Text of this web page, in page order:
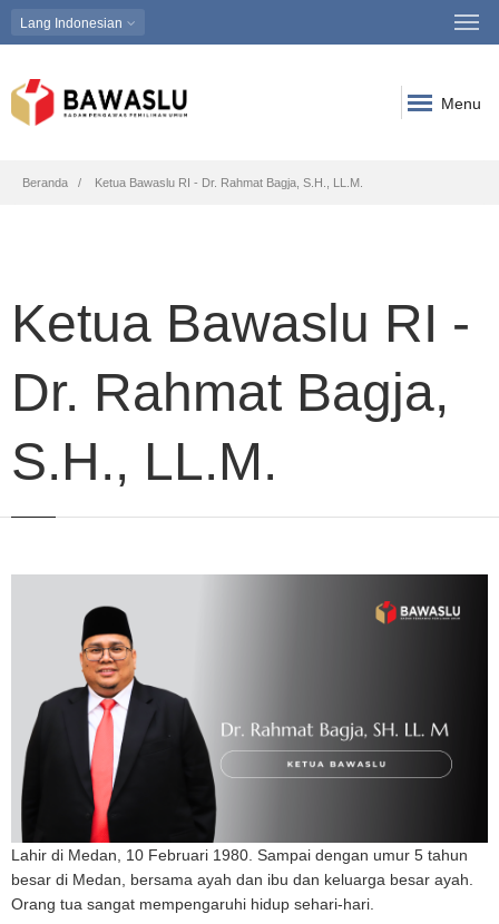
Lang Indonesian
Menu
Breadcrumb
Beranda Ketua Bawaslu RI - Dr. Rahmat Bagja, S.H., LL.M.
Ketua Bawaslu RI -
Dr. Rahmat Bagja,
S.H., LL.M.
Lahir di Medan, 10 Februari 1980. Sampai dengan umur 5 tahun
besar di Medan, bersama ayah dan ibu dan keluarga besar ayah.
Orang tua sangat mempengaruhi hidup sehari-hari.